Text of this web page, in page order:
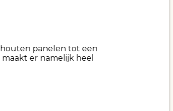
panelen tot een
er namelijk heel